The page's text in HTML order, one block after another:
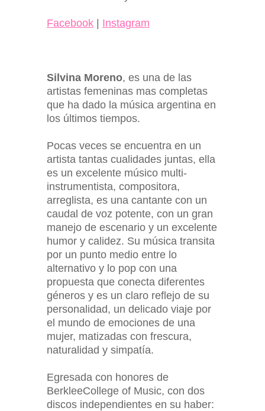
Facebook | Instagram
Silvina Moreno, es una de las
artistas femeninas mas completas
que ha dado la música argentina en
los últimos tiempos.
Pocas veces se encuentra en un
artista tantas cualidades juntas, ella
es un excelente músico multi-
instrumentista, compositora,
arreglista, es una cantante con un
caudal de voz potente, con un gran
manejo de escenario y un excelente
humor y calidez. Su música transita
por un punto medio entre lo
alternativo y lo pop con una
propuesta que conecta diferentes
géneros y es un claro reflejo de su
personalidad, un delicado viaje por
el mundo de emociones de una
mujer, matizadas con frescura,
naturalidad y simpatía.
Egresada con honores de
BerkleeCollege of Music, con dos
discos independientes en su haber: